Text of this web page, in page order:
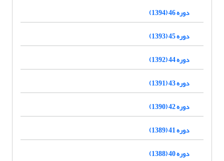
دوره 46 (1394)
دوره 45 (1393)
دوره 44 (1392)
دوره 43 (1391)
دوره 42 (1390)
دوره 41 (1389)
دوره 40 (1388)